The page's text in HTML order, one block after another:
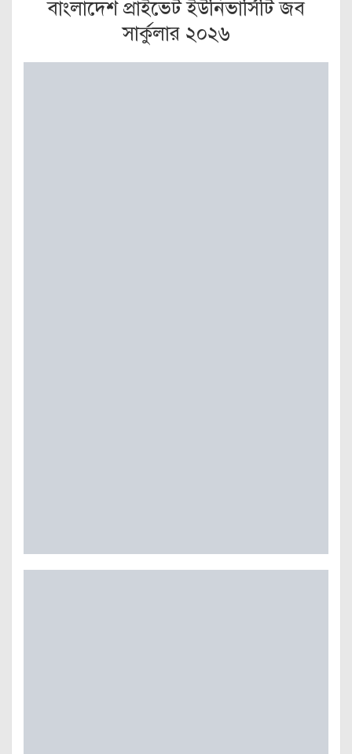
বাংলাদেশ প্রাইভেট ইউনিভার্সিটি জব
সার্কুলার ২০২৬